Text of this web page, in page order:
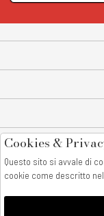
All rights reserved - ©
AnyAnyluxury srl -
castellammare di
Cookies &
Questo sito si avvale di
cookie come descritto